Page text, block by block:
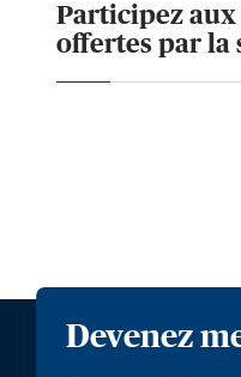
Participez
offertes par la
Devenez